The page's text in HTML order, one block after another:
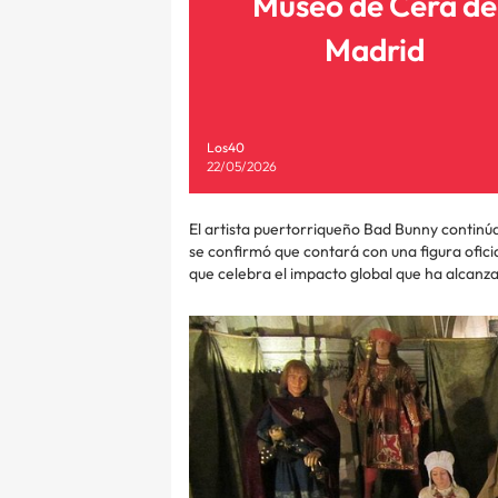
Madrid
Los40
22/05/2026
El artista puertorriqueño Bad Bunny
se confirmó que contará con una figura
que celebra el impacto global que ha